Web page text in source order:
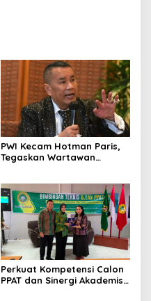
PWI Kecam Hotman Paris,
Tegaskan Wartawan
Perkuat Kompetensi Calon
PPAT dan Sinergi Akademis,